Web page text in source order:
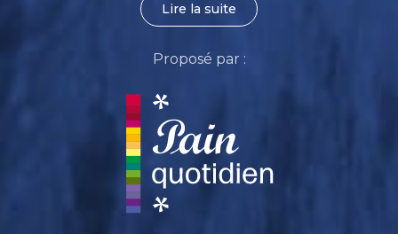
Lire la suite
Proposé par :